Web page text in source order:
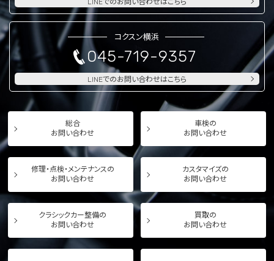
LINEでのお問い合わせはこちら
コクスン横浜
045-719-9357
LINEでのお問い合わせはこちら
総合
お問い合わせ
車検の
お問い合わせ
修理・点検・メンテナンスの
お問い合わせ
カスタマイズの
お問い合わせ
クラシックカー整備の
お問い合わせ
買取の
お問い合わせ